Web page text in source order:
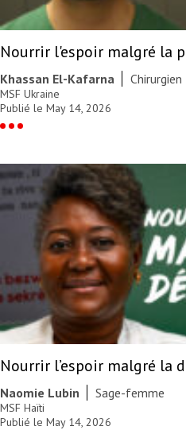
Nourrir l'espoir malgré la
Khassan El-Kafarna Chirurgien
MSF Ukraine
Publié le May 14, 2026
Nourrir l’espoir malgré la
Naomie Lubin Sage-femme
MSF Haïti
Publié le May 14, 2026